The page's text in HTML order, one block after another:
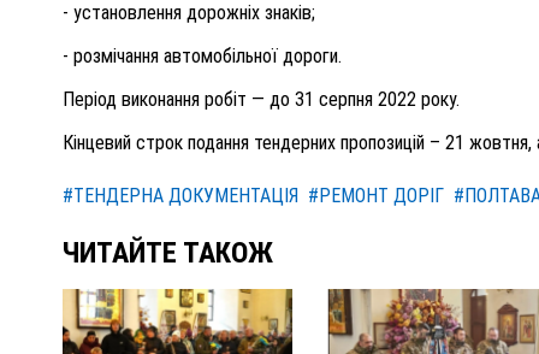
- установлення дорожніх знаків;
- розмічання автомобільної дороги.
Період виконання робіт — до 31 серпня 2022 року.
Кінцевий строк подання тендерних пропозицій – 21 жовтня,
#ТЕНДЕРНА ДОКУМЕНТАЦІЯ #РЕМОНТ ДОРІГ
ЧИТАЙТЕ ТАКОЖ